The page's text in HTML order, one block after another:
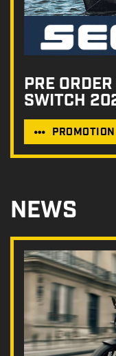
PRE
SWITCH
NEWS